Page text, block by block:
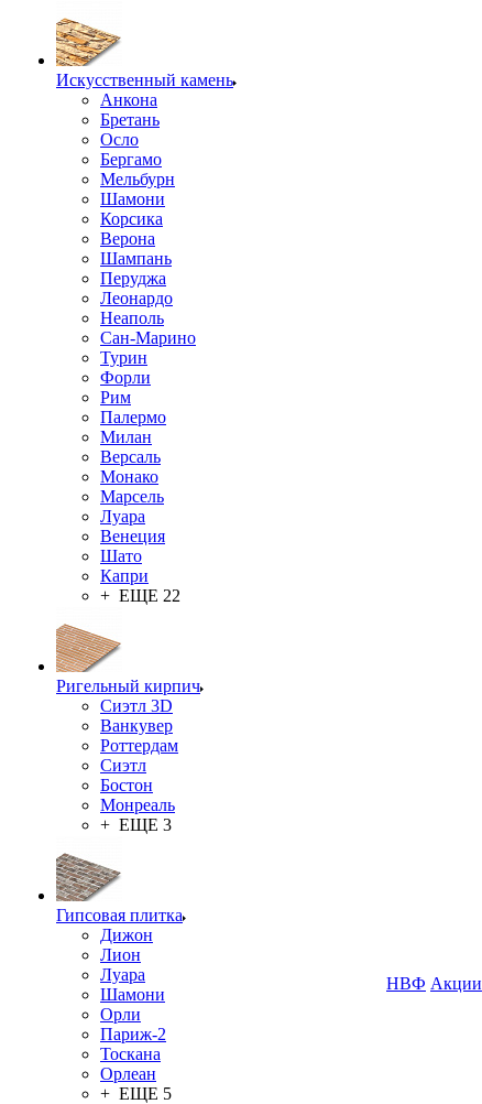
Искусственный камень
Анкона
Бретань
Осло
Бергамо
Мельбурн
Шамони
Корсика
Верона
Шампань
Перуджа
Леонардо
Неаполь
Сан-Марино
Турин
Форли
Рим
Палермо
Милан
Версаль
Монако
Марсель
Луара
Венеция
Шато
Капри
+ ЕЩЕ 22
Ригельный кирпич
Сиэтл 3D
Ванкувер
Роттердам
Сиэтл
Бостон
Монреаль
+ ЕЩЕ 3
Гипсовая плитка
Дижон
Лион
Луара
Шамони
Орли
Париж-2
Тоскана
Орлеан
+ ЕЩЕ 5
НВФ Акции